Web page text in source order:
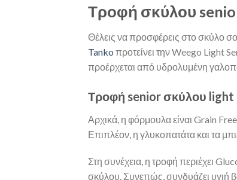
Τροφή σκύλου senior
Θέλεις να προσφέρεις στο σκύλο
Tanko προτείνει την Weego Light
προέρχεται από υδρολυμένη
Τροφή senior σκύλου light
Αρχικά, η φόρμουλα είναι Grain
Επιπλέον, η γλυκοπατάτα και τα
Στη συνέχεια, η τροφή περιέχει
σκύλου. Συνεπώς, συνδυάζει υγιή